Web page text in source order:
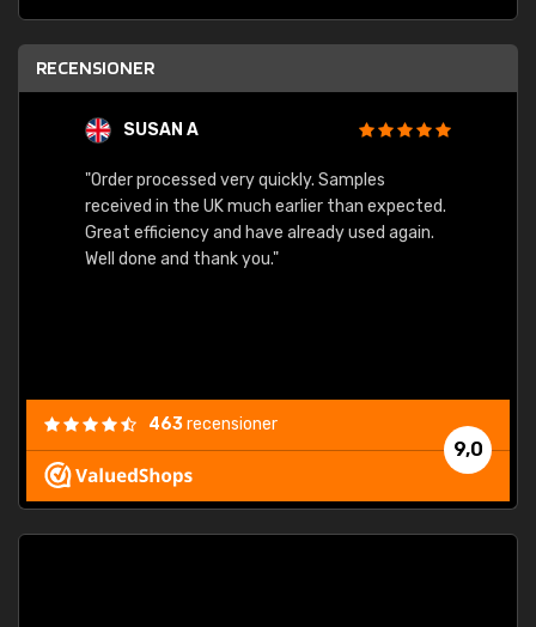
RECENSIONER
SUSAN A
"Order processed very quickly. Samples
received in the UK much earlier than expected.
Great efficiency and have already used again.
Well done and thank you."
9,0
463recensioner